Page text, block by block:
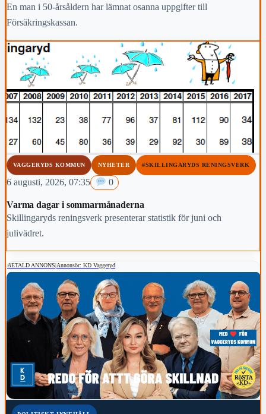
En man i 50-årsåldern har lämnat osanna uppgifter till
Försäkringskassan.
VAGGERYDS KOMMUN NYHETER #SKILLINGARYDS RENINGSVERK
6 augusti, 2026, 07:35 0
Varma dagar i sommarmånaderna
Skillingaryds reningsverk presenterar statistik för juni och
julivädret.
BETALD ANNONS|Annonsör: KD Vaggeryd